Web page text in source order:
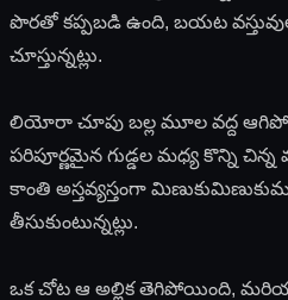
పొరతో కప్పబడి ఉంది, బయట
చూస్తున్నట్లు.
లియోరా చూపు బల్ల మూల వద్ద
పరిపూర్ణమైన గుడ్డల మధ్య కొన్ని
కాంతి అస్తవ్యస్తంగా
తీసుకుంటున్నట్లు.
ఒక చోట ఆ అల్లిక తెగిపోయింది,